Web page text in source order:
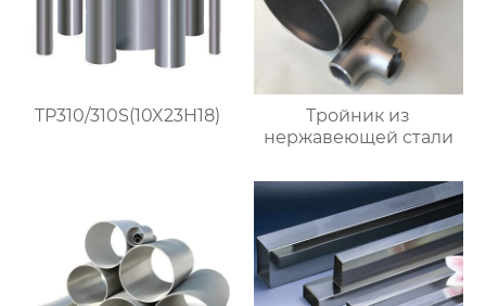
TP310/310S(10X23H18)
Тройник из
нержавеющей стали